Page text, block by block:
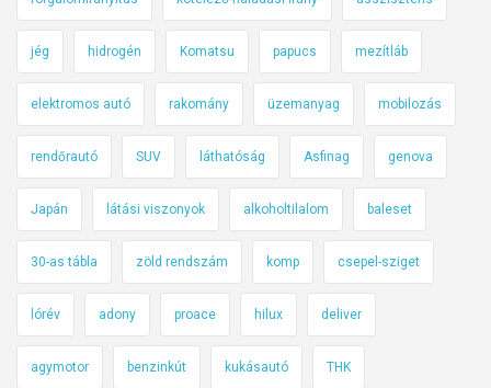
jég hidrogén Komatsu papucs mezítláb
elektromos autó rakomány üzemanyag mobilozás
rendőrautó SUV láthatóság Asfinag genova
Japán látási viszonyok alkoholtilalom baleset
30-as tábla zöld rendszám komp csepel-sziget
lórév adony proace hilux deliver
agymotor benzinkút kukásautó THK